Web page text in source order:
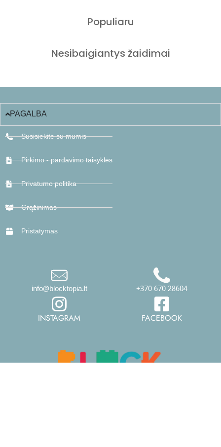
Populiaru
Nesibaigiantys žaidimai
PAGALBA
Susisiekite su mumis
Pirkimo - pardavimo taisyklės
Privatumo politika
Grąžinimas
Pristatymas
info@blocktopia.lt +370 670 28604
INSTAGRAM FACEBOOK